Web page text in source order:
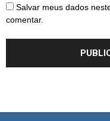
Salvar meus dados
comentar.